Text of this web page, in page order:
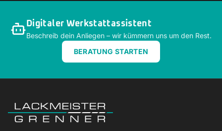
Digitaler Werkstattassistent
Beschreib dein Anliegen – wir kümmern uns um den Rest.
BERATUNG STARTEN